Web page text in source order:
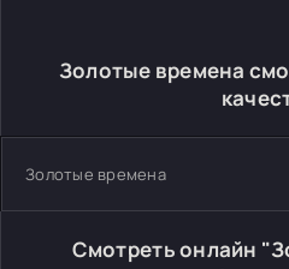
Золотые времена
Золотые времена
Смотреть онлайн